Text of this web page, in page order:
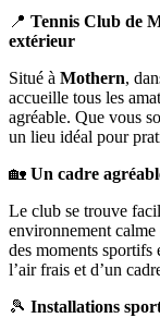
📍 Tennis Club de
extérieur
Situé à Mothern,
accueille tous les
agréable. Que vous
un lieu idéal pour
🏡 Un cadre
Le club se trouve
environnement
des moments
l’air frais et d’un
🎾 Installations